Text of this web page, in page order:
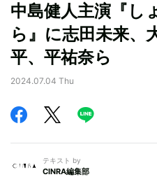
中島健人主演『し
ら』に志田未来、
平、平祐奈ら
2024.07.04 Thu
テキスト by
CINRA編集部